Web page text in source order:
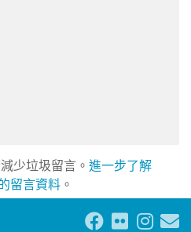
少垃圾留言。 進一步了解
留言資料 。